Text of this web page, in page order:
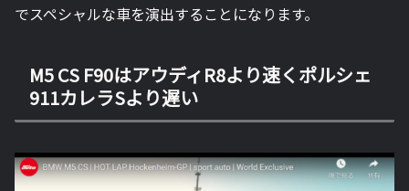
でスペシャルな車を演出することになります。
M5 CS F90はアウディR8より速くポルシェ
911カレラSより遅い